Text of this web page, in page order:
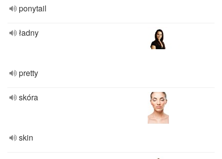
ponytail
ładny
pretty
skóra
skin